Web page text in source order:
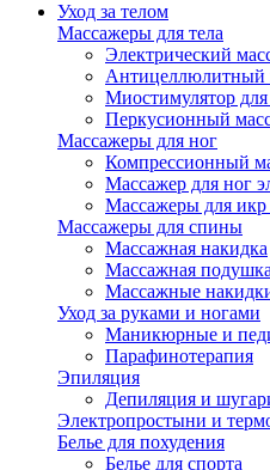
Уход за телом
Массажеры для тела
Электрический
Антицеллюлитный
Миостимулятор для
Перкусионный
Массажеры для ног
Компрессионный
Массажер для ног
Массажеры для икр
Массажеры для спины
Массажная накидка
Массажная подушка
Массажные
Уход за руками и ногами
Маникюрные и
Парафинотерапия
Эпиляция
Депиляция и
Электропростыни и
Белье для похудения
Белье для спорта